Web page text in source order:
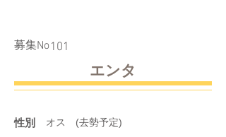
​募集No101
エンタ
性別 オス (去勢予定)